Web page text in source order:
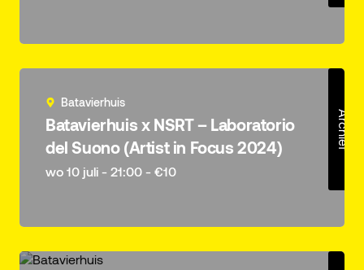
Archief
Batavierhuis
Batavierhuis x NSRT – Laboratorio
del Suono (Artist in Focus 2024)
wo 10 juli - 21:00 - €10